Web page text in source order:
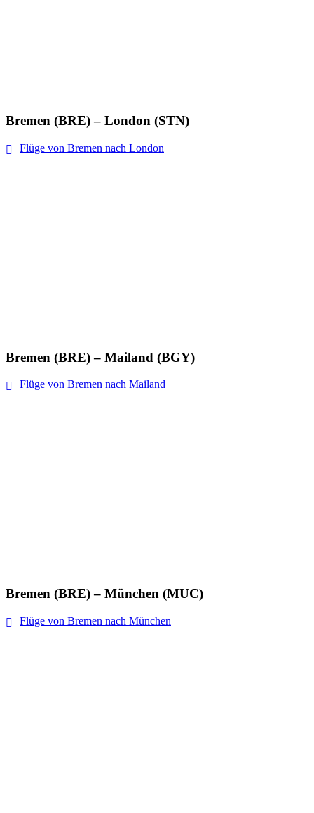
Bremen (BRE) – London (STN)
Flüge von Bremen nach London
Bremen (BRE) – Mailand (BGY)
Flüge von Bremen nach Mailand
Bremen (BRE) – München (MUC)
Flüge von Bremen nach München